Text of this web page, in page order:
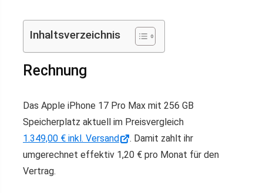
Inhaltsverzeichnis
Rechnung
Das Apple iPhone 17 Pro Max mit 256 GB
Speicherplatz aktuell im Preisvergleich
1.349,00 € inkl. Versand
. Damit zahlt ihr
umgerechnet effektiv 1,20 € pro Monat für den
Vertrag.